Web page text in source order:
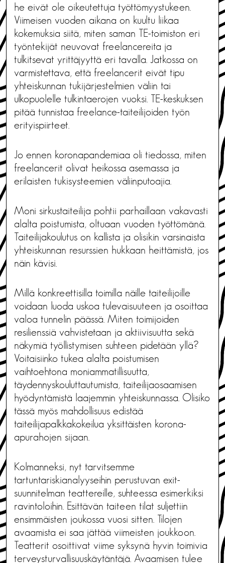
he eivät ole oikeutettuja työttömyystukeen.
Viimeisen vuoden aikana on kuultu liikaa
kokemuksia siitä, miten saman TE-toimiston eri
työntekijät neuvovat freelancereita ja
tulkitsevat yrittäjyyttä eri tavalla. Jatkossa on
varmistettava, että freelancerit eivät tipu
yhteiskunnan tukijärjestelmien väliin tai
ulkopuolelle tulkintaerojen vuoksi. TE-keskuksen
pitää tunnistaa freelance-taiteilijoiden työn
erityispiirteet.
Jo ennen koronapandemiaa oli tiedossa, miten
freelancerit olivat heikossa asemassa ja
erilaisten tukisysteemien väliinputoajia.
Moni sirkustaiteilija pohtii parhaillaan vakavasti
alalta poistumista, oltuaan vuoden työttömänä.
Taiteilijakoulutus on kallista ja olisikin varsinaista
yhteiskunnan resurssien hukkaan heittämistä, jos
näin kävisi.
Millä konkreettisilla toimilla näille taiteilijoille
voidaan luoda uskoa tulevaisuuteen ja osoittaa
valoa tunnelin päässä. Miten toimijoiden
resilienssiä vahvistetaan ja aktiivisuutta sekä
näkymiä työllistymisen suhteen pidetään yllä?
Voitaisiinko tukea alalta poistumisen
vaihtoehtona moniammatillisuutta,
täydennyskouluttautumista, taiteilijaosaamisen
hyödyntämistä laajemmin yhteiskunnassa. Olisiko
tässä myös mahdollisuus edistää
taiteilijapalkkakokeilua yksittäisten korona-
apurahojen sijaan.
Kolmanneksi, nyt tarvitsemme
tartuntariskianalyyseihin perustuvan exit-
suunnitelman teattereille, suhteessa esimerkiksi
ravintoloihin. Esittävän taiteen tilat suljettiin
ensimmäisten joukossa vuosi sitten. Tilojen
avaamista ei saa jättää viimeisten joukkoon.
Teatterit osoittivat viime syksynä hyvin toimivia
terveysturvallisuuskäytäntäjä. Avaamisen tulee